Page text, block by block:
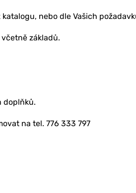
nebo dle Vašich
základů.
doplňků.
na tel. 776 333 797